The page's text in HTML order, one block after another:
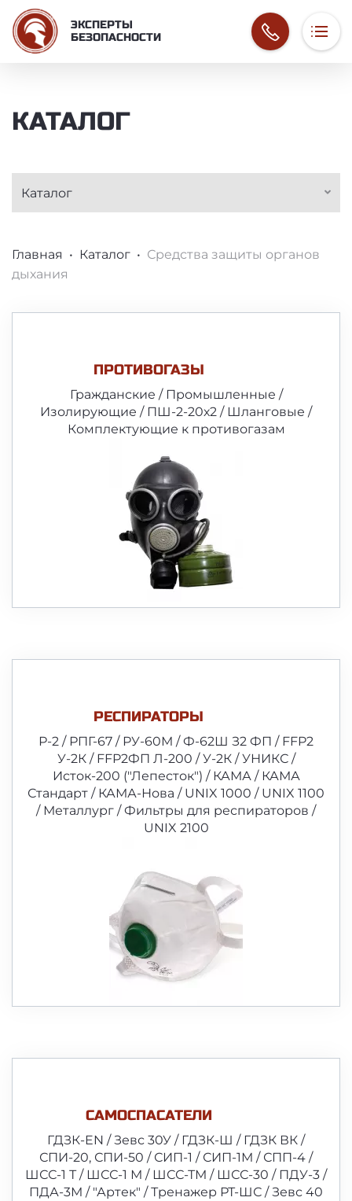
ЭКСПЕРТЫ
БЕЗОПАСНОСТИ
СРЕДСТВА
КАТАЛОГ
Каталог
СТРОКА НАВИГАЦИИ
Главная Каталог
Средства защиты органов
дыхания
ПРОТИВОГАЗЫ
Гражданские / Промышленные /
Изолирующие / ПШ-2-20х2 / Шланговые /
Комплектующие к противогазам
РЕСПИРАТОРЫ
Р-2 / РПГ-67 / РУ-60М / Ф-62Ш З2 ФП / FFP2
У-2К / FFP2ФП Л-200 / У-2К / УНИКС /
Исток-200 ("Лепесток") / КАМА / КАМА
Стандарт / КАМА-Нова / UNIX 1000 / UNIX 1100
/ Металлург / Фильтры для респираторов /
UNIX 2100
САМОСПАСАТЕЛИ
ГДЗК-EN / Зевс 30У / ГДЗК-Ш / ГДЗК ВК /
СПИ-20, СПИ-50 / СИП-1 / СИП-1М / СПП-4 /
ШСС-1 Т / ШСС-1 М / ШСС-ТМ / ШСС-30 / ПДУ-3 /
ПДА-3М / "Артек" / Тренажер РТ-ШС / Зевс 40